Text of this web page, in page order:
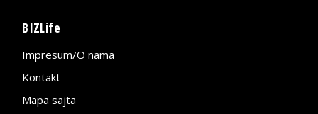
BIZLife
Impresum/O nama
Kontakt
Mapa sajta